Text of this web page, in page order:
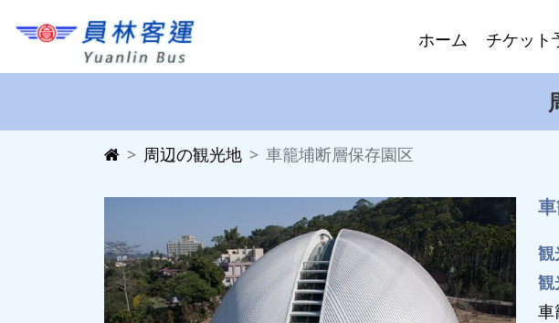
ホーム チケット
周辺の観光地 車籠埔断層保存園区
観
観
車